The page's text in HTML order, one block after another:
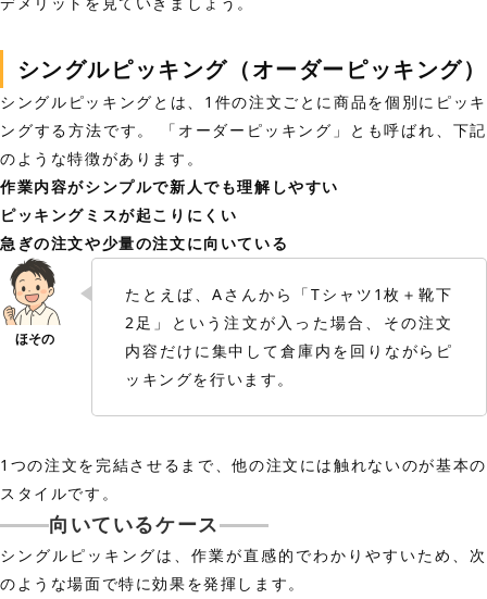
シングルピッキング（オーダーピッキング）
シングルピッキングとは、1件の注文ごとに商品を個別にピッキ
ングする方法です。 「オーダーピッキング」とも呼ばれ、下記
のような特徴があります。
作業内容がシンプルで新人でも理解しやすい
ピッキングミスが起こりにくい
急ぎの注文や少量の注文に向いている
たとえば、Aさんから「Tシャツ1枚＋靴下
2足」という注文が入った場合、その注文
内容だけに集中して倉庫内を回りながらピ
ッキングを行います。
1つの注文を完結させるまで、他の注文には触れないのが基本の
スタイルです。
向いているケース
シングルピッキングは、作業が直感的でわかりやすいため、次
のような場面で特に効果を発揮します。